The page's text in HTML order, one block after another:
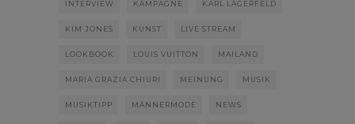
INTERVIEW KAMPAGNE KARL LAGERFELD
KIM JONES KUNST LIVE STREAM
LOOKBOOK LOUIS VUITTON MAILAND
MARIA GRAZIA CHIURI MEINUNG MUSIK
MUSIKTIPP MÄNNERMODE NEWS